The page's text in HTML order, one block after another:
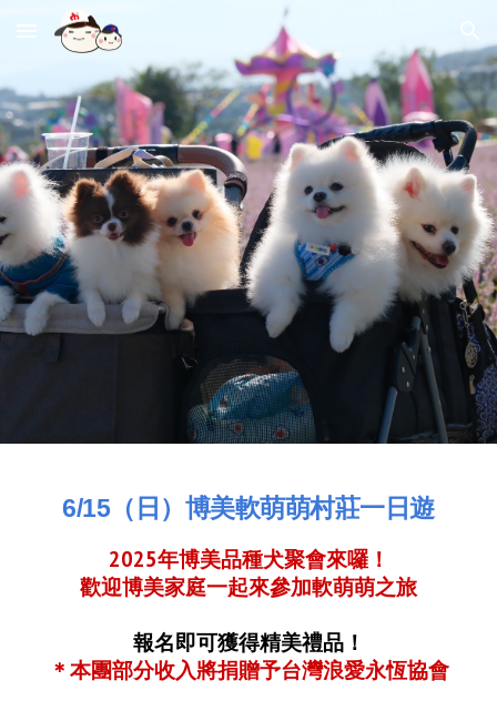
Skip to main content Skip to navigation
6/15（日）博美軟萌萌村莊一日遊
2025年博美品種犬聚會來囉！
歡迎博美家庭一起來參加軟萌萌之旅
報名即可獲得精美禮品！
＊本團部分收入將捐贈予台灣浪愛永恆協會